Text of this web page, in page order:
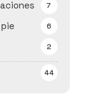
44
7
6
2